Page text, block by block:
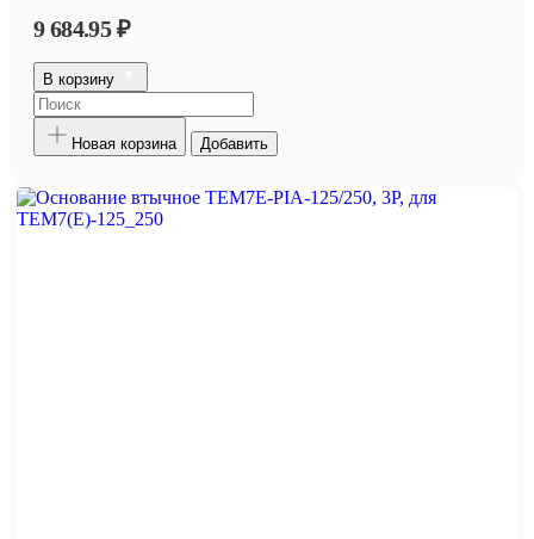
9 684.95 ₽
В корзину
Новая корзина Добавить